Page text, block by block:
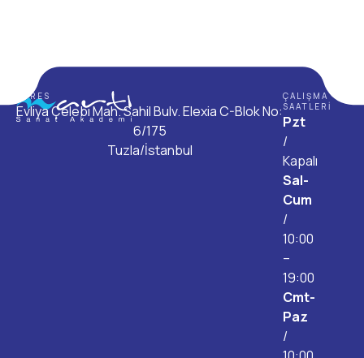
ADRES
Evliya Çelebi Mah. Sahil Bulv. Elexia C-Blok No:
6/175
Tuzla/İstanbul
ÇALIŞMA
SAATLERI
Pzt
/
Kapalı
Sal-
Cum
/
10:00
–
19:00
Cmt-
Paz
/